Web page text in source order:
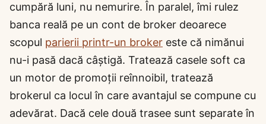
cumpără luni, nu nemurire. În paralel, îmi rulez
banca reală pe un cont de broker deoarece
scopul parierii printr-un broker este că nimănui
nu-i pasă dacă câștigă. Tratează casele soft ca
un motor de promoții reînnoibil, tratează
brokerul ca locul în care avantajul se compune cu
adevărat. Dacă cele două trasee sunt separate în